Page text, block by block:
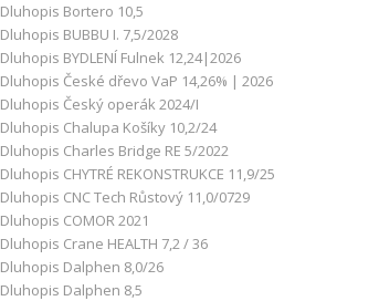
Dluhopis Bortero 10,5
Dluhopis BUBBU I. 7,5/2028
Dluhopis BYDLENÍ Fulnek 12,24|2026
Dluhopis České dřevo VaP 14,26% | 2026
Dluhopis Český operák 2024/I
Dluhopis Chalupa Košíky 10,2/24
Dluhopis Charles Bridge RE 5/2022
Dluhopis CHYTRÉ REKONSTRUKCE 11,9/25
Dluhopis CNC Tech Růstový 11,0/0729
Dluhopis COMOR 2021
Dluhopis Crane HEALTH 7,2 / 36
Dluhopis Dalphen 8,0/26
Dluhopis Dalphen 8,5